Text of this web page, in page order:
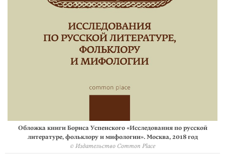
Обложка книги Бориса Успенского «Исследования по русской
литературе, фольклору и мифологии». Москва, 2018 год
© Издательство Common Place